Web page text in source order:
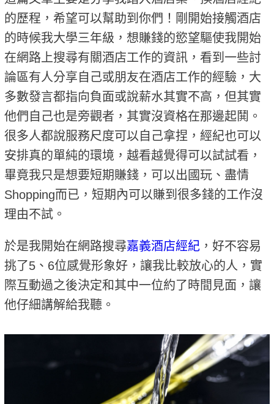
的歷程，希望可以幫助到你們！剛開始接觸酒店
的時候我大學三年級，想賺錢的慾望驅使我開始
在網路上搜尋有關酒店工作的資訊，看到一些討
論區有人分享自己或朋友在酒店工作的經驗，大
多數發言都指向負面或說薪水其實不高，但其實
他們自己也是旁觀者，其實沒資格在那邊起鬨。
很多人都說服務尺度可以自己拿捏，經紀也可以
安排真的單純的環境，越看越覺得可以試試看，
畢竟我只是想要短期賺錢，可以出國玩、盡情
Shopping而已，短期內可以賺到很多錢的工作沒
理由不試。
於是我開始在網路搜尋嘉義酒店經紀，好不容易
挑了5、6位感覺形象好，讓我比較放心的人，實
際互動過之後決定和其中一位約了時間見面，讓
他仔細講解給我聽。